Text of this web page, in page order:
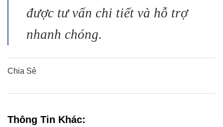
được tư vấn chi tiết và hỗ trợ
nhanh chóng.
Chia Sẻ
Thông Tin Khác: